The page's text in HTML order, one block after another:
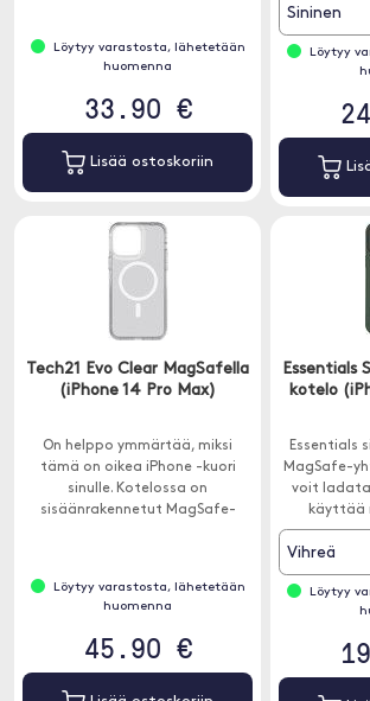
Löytyy varastosta, lähetetään
huomenna
33.90 €
Lisää ostoskoriin
Sininen
Löytyy
Tech21 Evo Clear MagSafella
(iPhone 14 Pro Max)
On helppo ymmärtää, miksi
tämä on oikea iPhone -kuori
sinulle. Kotelossa on
sisäänrakennetut MagSafe-
Löytyy varastosta, lähetetään
huomenna
45.90 €
Essentials
kotelo
Essentials
MagSafe-
voit
käyttää
Vihreä
Löytyy